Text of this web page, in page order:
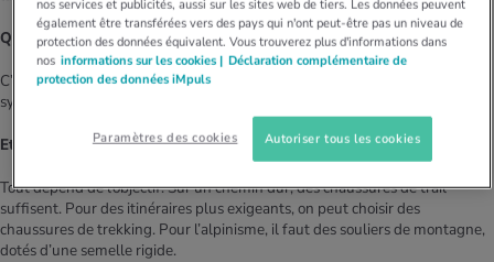
Quid des chaussettes?
C’est pareil: chacun est libre d’opter pour des fibres naturelles ou
synthétiques.
Et concernant les chaussures?
Tout dépend de l’objectif. Sur un chemin dur, des chaussures de trail
suffisent. Pour des itinéraires plus exigeants, on peut choisir des
chaussures de trekking. Pour l’alpinisme, il faut des souliers de montagne,
dotés d’une semelle rigide.
nos services et publicités, aussi sur les sites web de tiers. Les données peuvent
également être transférées vers des pays qui n'ont peut-être pas un niveau de
protection des données équivalent. Vous trouverez plus d'informations dans
nos informations sur les cookies | Déclaration complémentaire de
protection des données iMpuls
Paramètres des cookies Autoriser tous les cookies